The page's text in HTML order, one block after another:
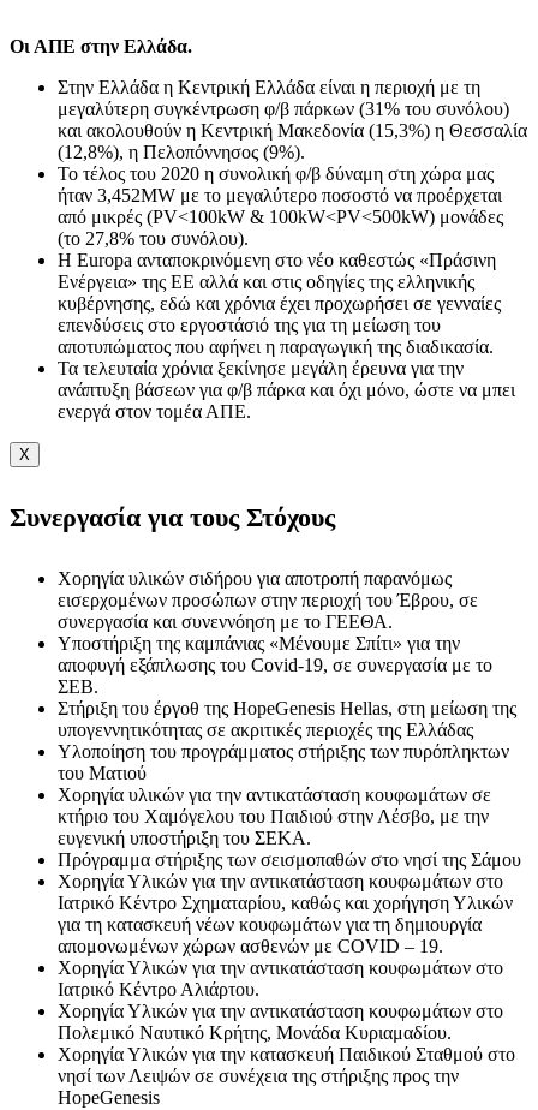
Οι ΑΠΕ στην Ελλάδα.
Στην Ελλάδα η Κεντρική Ελλάδα είναι η περιοχή με τη
μεγαλύτερη συγκέντρωση φ/β πάρκων (31% του συνόλου)
και ακολουθούν η Κεντρική Μακεδονία (15,3%) η Θεσσαλία
(12,8%), η Πελοπόννησος (9%).
Το τέλος του 2020 η συνολική φ/β δύναμη στη χώρα μας
ήταν 3,452ΜW με το μεγαλύτερο ποσοστό να προέρχεται
από μικρές (PV<100kW & 100kW<PV<500kW) μονάδες
(το 27,8% του συνόλου).
Η Εuropa ανταποκρινόμενη στο νέο καθεστώς «Πράσινη
Ενέργεια» της ΕΕ αλλά και στις οδηγίες της ελληνικής
κυβέρνησης, εδώ και χρόνια έχει προχωρήσει σε γενναίες
επενδύσεις στο εργοστάσιό της για τη μείωση του
αποτυπώματος που αφήνει η παραγωγική της διαδικασία.
Τα τελευταία χρόνια ξεκίνησε μεγάλη έρευνα για την
ανάπτυξη βάσεων για φ/β πάρκα και όχι μόνο, ώστε να μπει
ενεργά στον τομέα ΑΠΕ.
X
Συνεργασία για τους Στόχους
Χορηγία υλικών σιδήρου για αποτροπή παρανόμως
εισερχομένων προσώπων στην περιοχή του Έβρου, σε
συνεργασία και συνεννόηση με το ΓΕΕΘΑ.
Υποστήριξη της καμπάνιας «Μένουμε Σπίτι» για την
αποφυγή εξάπλωσης του Covid-19, σε συνεργασία με το
ΣΕΒ.
Στήριξη του έργοθ της HopeGenesis Hellas, στη μείωση της
υπογεννητικότητας σε ακριτικές περιοχές της Ελλάδας
Υλοποίηση του προγράμματος στήριξης των πυρόπληκτων
του Ματιού
Χορηγία υλικών για την αντικατάσταση κουφωμάτων σε
κτήριο του Χαμόγελου του Παιδιού στην Λέσβο, με την
ευγενική υποστήριξη του ΣΕΚΑ.
Πρόγραμμα στήριξης των σεισμοπαθών στο νησί της Σάμου
Χορηγία Υλικών για την αντικατάσταση κουφωμάτων στο
Ιατρικό Κέντρο Σχηματαρίου, καθώς και χορήγηση Υλικών
για τη κατασκευή νέων κουφωμάτων για τη δημιουργία
απομονωμένων χώρων ασθενών με COVID – 19.
Χορηγία Υλικών για την αντικατάσταση κουφωμάτων στο
Ιατρικό Κέντρο Αλιάρτου.
Χορηγία Υλικών για την αντικατάσταση κουφωμάτων στο
Πολεμικό Ναυτικό Κρήτης, Μονάδα Κυριαμαδίου.
Χορηγία Υλικών για την κατασκευή Παιδικού Σταθμού στο
νησί των Λειψών σε συνέχεια της στήριξης προς την
HopeGenesis